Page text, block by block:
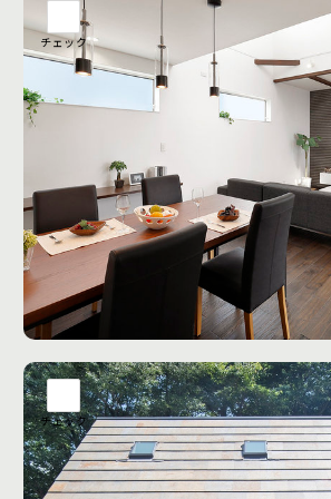
チェック
チェック